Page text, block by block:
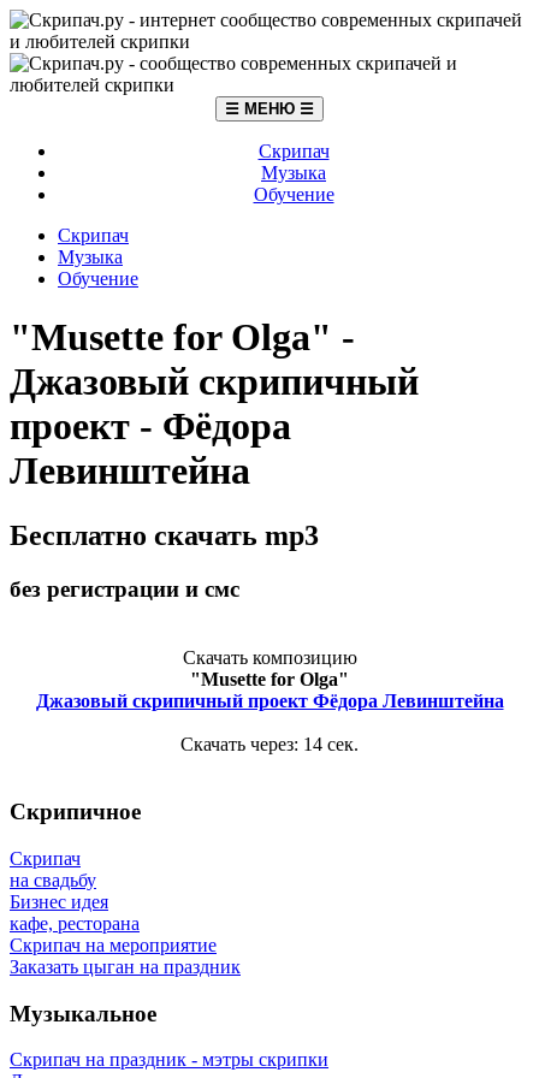
☰ МЕНЮ ☰
Скрипач
Музыка
Обучение
Скрипач
Музыка
Обучение
"Musette for Olga" -
Джазовый скрипичный
проект - Фёдора
Левинштейна
Бесплатно скачать mp3
без регистрации и смс
Скачать композицию
"Musette for Olga"
Джазовый скрипичный проект Фёдора Левинштейна
Скачать через: 14 сек.
Скрипичное
Скрипач
на свадьбу
Бизнес идея
кафе, ресторана
Скрипач на мероприятие
Заказать цыган на праздник
Музыкальное
Скрипач на праздник - мэтры скрипки